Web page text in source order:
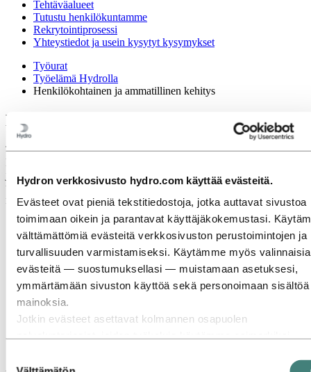
Hydron verkkosivusto hydro.com käyttää evästeitä.
Evästeet ovat pieniä tekstitiedostoja, jotka auttavat sivustoa
toimimaan oikein ja parantavat käyttäjäkokemustasi.
välttämättömiä evästeitä verkkosivuston perustoimintojen ja
turvallisuuden varmistamiseksi. Käytämme myös valinnaisia
evästeitä — suostumuksellasi — muistamaan asetuksesi,
ymmärtämään sivuston käyttöä sekä personoimaan sisältöä
mainoksia.
Jotkin evästeet asettavat kolmannen osapuolen
kolmannet osapuolet voivat yhdistää evästeiden kautta
Tehtäväalueet
Tutustu henkilökuntamme
Rekrytointiprosessi
Yhteystiedot ja usein kysytyt kysymykset
Työurat
Työelämä Hydrolla
Henkilökohtainen ja ammatillinen kehitys
Henkilökohtainen ja ammatillinen kehitys
Tavoitteenamme on luoda elinvoimaisempia yhteiskuntia
kehittämällä luonnonvaroja tuotteiksi ja ratkaisuiksi innovatiivisilla
ja tehokkailla tavoilla. Muutamme alumiiniteollisuuden pelisääntöjä
tarjotaksemme vähähiilistä ja kierrätettyä alumiinia, joka on
ratkaisevan tärkeää maailman nopealle kehitykselle.